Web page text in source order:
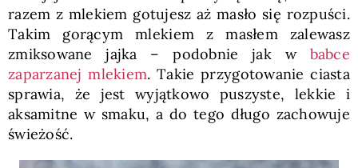
razem z mlekiem gotujesz aż masło się rozpuści.
Takim gorącym mlekiem z masłem zalewasz
zmiksowane jajka – podobnie jak w babce
zaparzanej mlekiem. Takie przygotowanie ciasta
sprawia, że jest wyjątkowo puszyste, lekkie i
aksamitne w smaku, a do tego długo zachowuje
świeżość.